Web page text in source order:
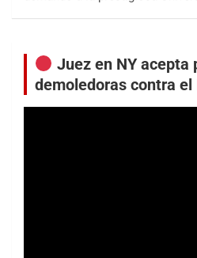
Juez en NY acepta
demoledoras contra el